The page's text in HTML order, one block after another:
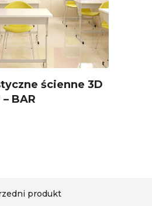
KOSZYK
ścienne 3D
BAR
produkt